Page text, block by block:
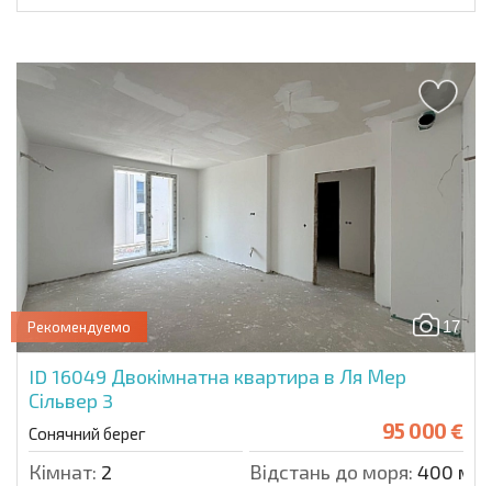
17
Рекомендуемо
ID 16049 Двокімнатна квартира в Ля Мер
Сільвер 3
Сонячний берег 95 000 €
Кімнат: 2 Відстань до моря: 400 м.